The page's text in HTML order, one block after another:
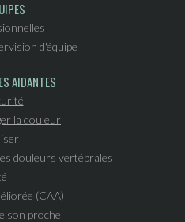
d'équipe
AIDANTES
la douleur
douleurs vertébrales
(CAA)
son proche